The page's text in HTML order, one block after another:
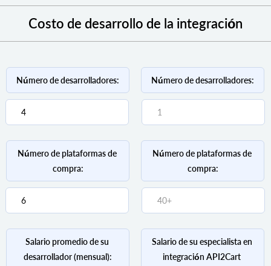
Costo de desarrollo de la integración
Número de desarrolladores:
Número de plataformas de
compra:
Salario promedio de su
desarrollador (mensual):
Número de desarrolladores:
Número de plataformas de
compra:
Salario de su especialista en
integración API2Cart